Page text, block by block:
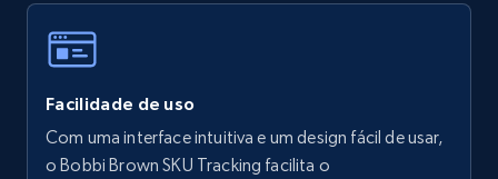
specific keywords
URL, Final price, Sku, Currency, Gtin,
Specifications, Image urls, Top reviews, and
Facilidade de uso
Com uma interface intuitiva e um design fácil de usar,
o Bobbi Brown SKU Tracking facilita o